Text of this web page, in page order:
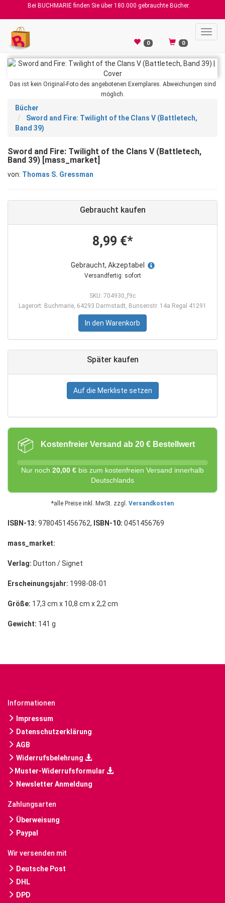
Bei BUCHMARIE finden Sie über 180.000 gebrauchte Bücher.
0 0
Das ist kein Original-Foto des angebotenen Exemplares. Abweichungen sind
möglich.
Bücher
Sword and Fire: Twilight of the Clans V (Battletech,
Band 39)
Sword and Fire: Twilight of the Clans V (Battletech,
Band 39) [mass_market]
von: Thomas S. Gressman
Gebraucht kaufen
8,99 €*
Gebraucht, Akzeptabel
Versandfertig: sofort
SKU: 704930_f9c
Lagerort: Buchmarie, 64293 Darmstadt, Bunsenstr. 14a Regal 41291
In den Warenkorb
Später kaufen
Auf die Merkliste setzen
📦 Kostenfreier Versand ab 20 € Bestellwert
Nur noch 20,00 € bis zum kostenfreien Versand innerhalb
Deutschlands
*alle Preise inkl. MwSt. zzgl. Versandkosten
ISBN-13: 9780451456762, ISBN-10: 0451456769
mass_market:
Verlag: Dutton / Signet
Erscheinungsjahr: 1998-08-01
Größe: 17,3 cm x 10,8 cm x 2,2 cm
Gewicht: 141 g
Informationen
Impressum
Datenschutzerklärung
AGB
Widerrufsbelehrung
Muster-Widerrufsformular
Newsletter Anmeldung
Zahlungsarten
Überweisung
Paypal
Wir versenden mit
Deutsche Post
DHL
DPD